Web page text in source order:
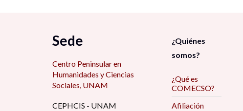
Sede
Centro Peninsular en
Humanidades y Ciencias
Sociales, UNAM
CEPHCIS - UNAM
¿Quiénes
somos?
¿Qué es
COMECSO?
Afiliación